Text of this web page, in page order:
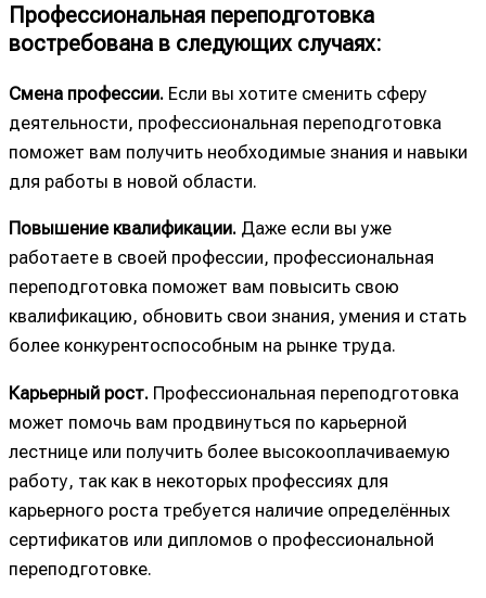
Профессиональная переподготовка
востребована в следующих случаях:
Смена профессии. Если вы хотите сменить сферу
деятельности, профессиональная переподготовка
поможет вам получить необходимые знания и навыки
для работы в новой области.
Повышение квалификации. Даже если вы уже
работаете в своей профессии, профессиональная
переподготовка поможет вам повысить свою
квалификацию, обновить свои знания, умения и стать
более конкурентоспособным на рынке труда.
Карьерный рост. Профессиональная переподготовка
может помочь вам продвинуться по карьерной
лестнице или получить более высокооплачиваемую
работу, так как в некоторых профессиях для
карьерного роста требуется наличие определённых
сертификатов или дипломов о профессиональной
переподготовке.